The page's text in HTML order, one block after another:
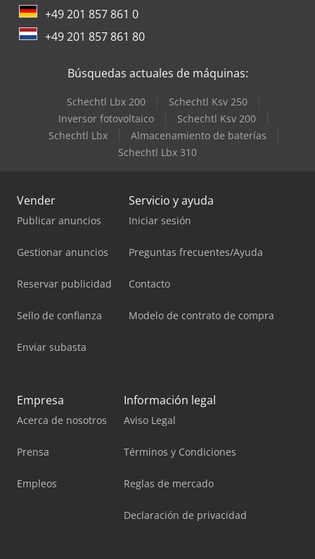
+49 201 857 861 0
+49 201 857 861 80
Búsquedas actuales de máquinas:
Schechtl Lbx 200
Schechtl Ksv 250
Inversor fotovoltaico
Schechtl Ksv 200
Schechtl Lbx
Almacenamiento de baterías
Schechtl Lbx 310
Vender
Publicar anuncios
Gestionar anuncios
Reservar publicidad
Sello de confianza
Enviar subasta
Servicio y ayuda
Iniciar sesión
Preguntas frecuentes/Ayuda
Contacto
Modelo de contrato de compra
Empresa
Acerca de nosotros
Prensa
Empleos
Información legal
Aviso Legal
Términos y Condiciones
Reglas de mercado
Declaración de privacidad